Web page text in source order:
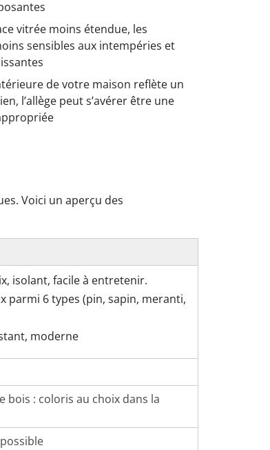
vitrée moins étendue, les
sensibles aux intempéries et
de votre maison reflète un
l’allège peut s’avérer être une
Voici un aperçu des
isolant, facile à entretenir.
parmi 6 types (pin, sapin, meranti,
moderne
bois : coloris au choix dans la